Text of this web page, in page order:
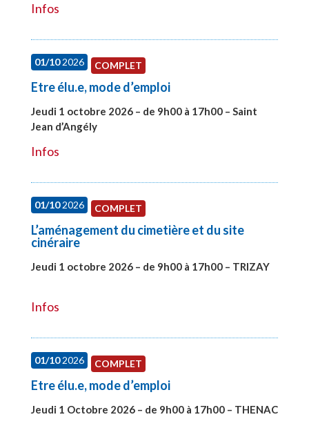
Infos
01/102026 COMPLET
Etre élu.e, mode d’emploi
Jeudi 1 octobre 2026 – de 9h00 à 17h00 – Saint
Jean d’Angély
Infos
01/102026 COMPLET
L’aménagement du cimetière et du site
cinéraire
Jeudi 1 octobre 2026 – de 9h00 à 17h00 – TRIZAY
Infos
01/102026 COMPLET
Etre élu.e, mode d’emploi
Jeudi 1 Octobre 2026 – de 9h00 à 17h00 – THENAC